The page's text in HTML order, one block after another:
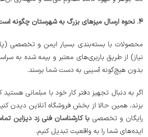
۴. نحوه ارسال میزهای بزرگ به شهرستان چگونه
محصولات با بسته‌بندی بسیار ایمن و تخصصی
نیاز) از طریق باربری‌های معتبر و بیمه شده به
بدون هیچ‌گونه آسیبی به دست شما برسند.
اگر به دنبال تجهیز دفتر کار خود با مبلمانی هستید
بزند، همین حالا از بخش فروشگاه آنلاین دیدن
رایگان و تخصصی با کارشناسان فنی زد دیزاین
ایده‌های شما را به واقعیت تبدیل کنیم.